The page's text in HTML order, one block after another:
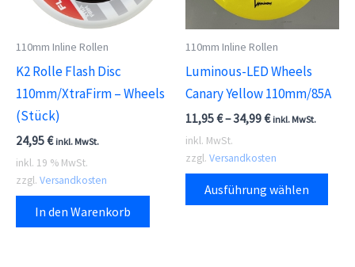
der
110mm Inline Rollen
K2 Rolle Flash Disc
110mm/XtraFirm – Wheels
(Stück)
24,95€ inkl. MwSt.
inkl. 19 % MwSt.
zzgl. Versandkosten
In den Warenkorb
110mm Inline Rollen
Luminous-LED Wheels
Canary Yellow 110mm/85A
11,95€–34,99€ inkl. MwSt.
inkl. MwSt.
zzgl. Versandkosten
Ausführung wählen